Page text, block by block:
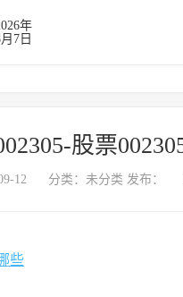
年
7日
股票
12 分类：未分类 发布：
些